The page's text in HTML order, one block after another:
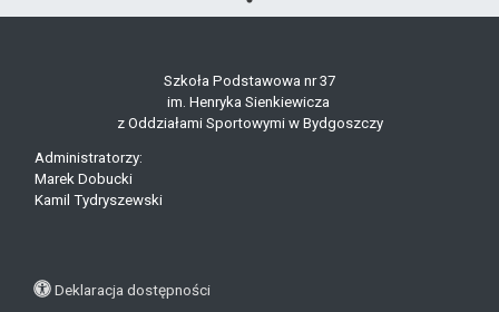
Szkoła Podstawowa nr 37
im. Henryka Sienkiewicza
z Oddziałami Sportowymi w Bydgoszczy
Administratorzy:
Marek Dobucki
Kamil Tydryszewski
Deklaracja dostępności